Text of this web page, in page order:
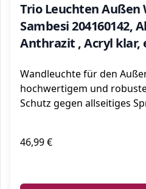
Trio Leuchten Außen
Sambesi 204160142,
Anthrazit , Acryl klar,
Wandleuchte für den
hochwertigem und
Schutz gegen allseitiges
46,99 €